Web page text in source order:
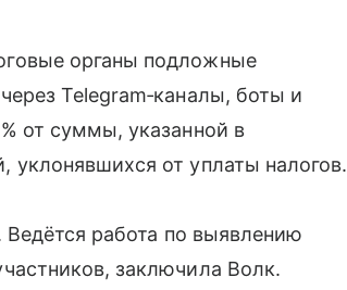
органы подложные
Telegram‑каналы, боты и
от суммы, указанной в
уклонявшихся от уплаты налогов.
работа по выявлению
заключила Волк.